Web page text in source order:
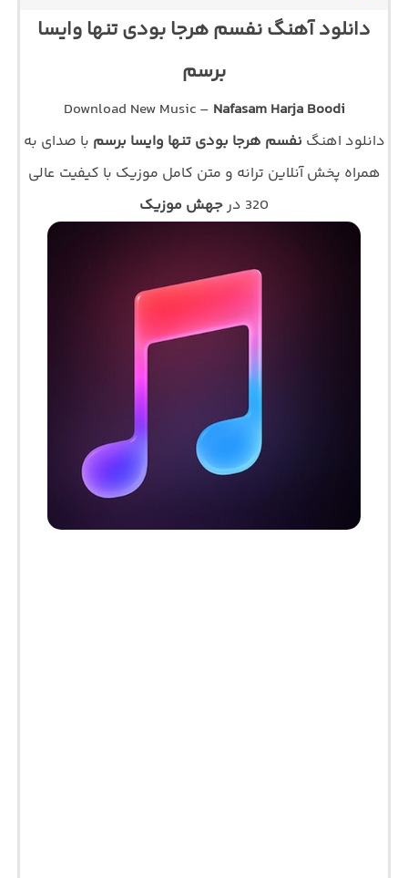
دانلود آهنگ نفسم هرجا بودی تنها وایسا
برسم
Download New Music – Nafasam Harja Boodi
دانلود اهنگ نفسم هرجا بودی تنها وایسا برسم با صدای به
همراه پخش آنلاین ترانه و متن کامل موزیک با کیفیت عالی
320 در
جهش موزیک